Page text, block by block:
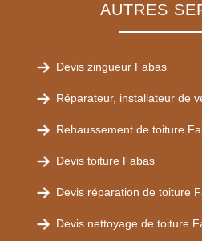
AUTRES
Devis zingueur Fabas
Réparateur, installateur de
Rehaussement de toiture
Devis toiture Fabas
Devis réparation de toiture
Devis nettoyage de toiture